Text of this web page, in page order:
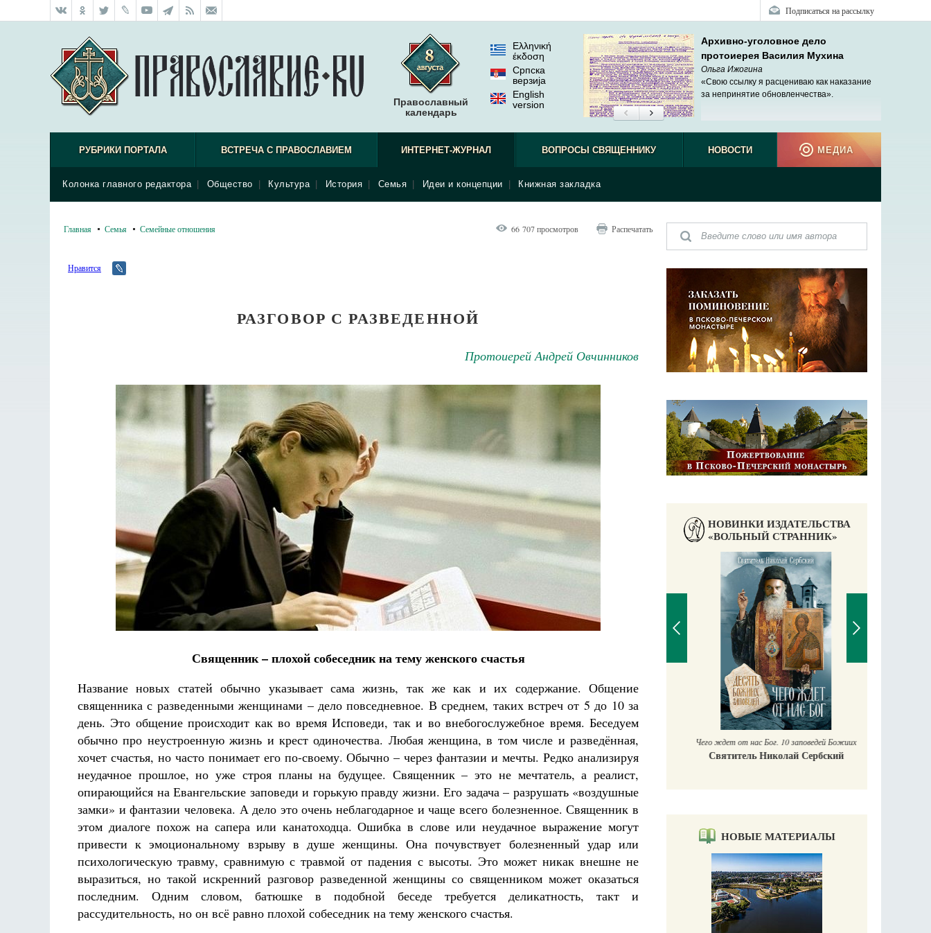
Подписаться на рассылку
Православный
календарь
Ελληνική
έκδοση
Српска
верзиjа
English
version
Архивно-уголовное дело
протоиерея Василия Мухина
Ольга Ижогина
«Свою ссылку я расцениваю как наказание
за непринятие обновленчества».
РУБРИКИ ПОРТАЛА ВСТРЕЧА С ПРАВОСЛАВИЕМ ИНТЕРНЕТ-ЖУРНАЛ
Колонка главного редактора Общество Культура История Семья Идеи и концепции Книжная закладка
ВОПРОСЫ СВЯЩЕННИКУ НОВОСТИ МЕДИА
Главная Семья Семейные отношения 66 707 просмотров Распечатать
Нравится
РАЗГОВОР С РАЗВЕДЕННОЙ
Протоиерей Андрей Овчинников
Священник – плохой собеседник на тему женского счастья
Название новых статей обычно указывает сама жизнь, так же как и их содержание. Общение
священника с разведенными женщинами – дело повседневное. В среднем, таких встреч от 5 до 10 за
день. Это общение происходит как во время Исповеди, так и во внебогослужебное время. Беседуем
обычно про неустроенную жизнь и крест одиночества. Любая женщина, в том числе и разведённая,
хочет счастья, но часто понимает его по-своему. Обычно – через фантазии и мечты. Редко анализируя
неудачное прошлое, но уже строя планы на будущее. Священник – это не мечтатель, а реалист,
опирающийся на Евангельские заповеди и горькую правду жизни. Его задача – разрушать «воздушные
замки» и фантазии человека. А дело это очень неблагодарное и чаще всего болезненное. Священник в
этом диалоге похож на сапера или канатоходца. Ошибка в слове или неудачное выражение могут
привести к эмоциональному взрыву в душе женщины. Она почувствует болезненный удар или
психологическую травму, сравнимую с травмой от падения с высоты. Это может никак внешне не
выразиться, но такой искренний разговор разведенной женщины со священником может оказаться
последним. Одним словом, батюшке в подобной беседе требуется деликатность, такт и
рассудительность, но он всё равно плохой собеседник на тему женского счастья.
НОВИНКИ ИЗДАТЕЛЬСТВА
«ВОЛЬНЫЙ СТРАННИК»
Разлуки не будет
Фредерика де Грааф Как найти своё место в жизни
Кирилл Мурышев
Великомученик Георгий Победоносец. Научись у
святого
Роман Котов Чего ждет от нас Бог. 10 заповедей Божиих
Святитель Николай Сербский
НОВЫЕ МАТЕРИАЛЫ